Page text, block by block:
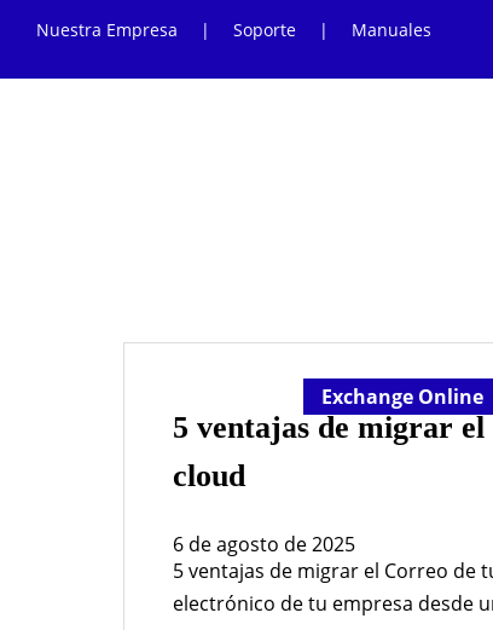
Nuestra Empresa | Soporte | Manuales
Exchange Online
5 ventajas de migrar
cloud
6 de agosto de 2025
5 ventajas de migrar el Correo de
electrónico de tu empresa desde